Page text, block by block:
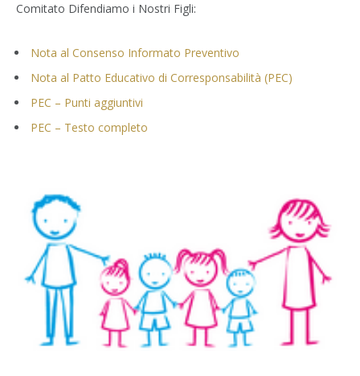
Comitato Difendiamo i Nostri Figli:
Nota al Consenso Informato Preventivo
Nota al Patto Educativo di Corresponsabilità (PEC)
PEC – Punti aggiuntivi
PEC – Testo completo